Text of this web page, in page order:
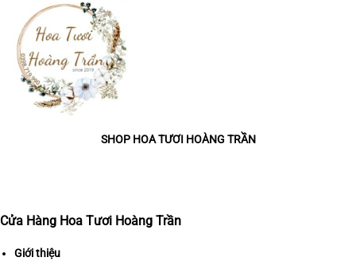
SHOP HOA TƯƠI HOÀNG TRẦN
Cửa Hàng Hoa Tươi Hoàng Trần
Giới thiệu